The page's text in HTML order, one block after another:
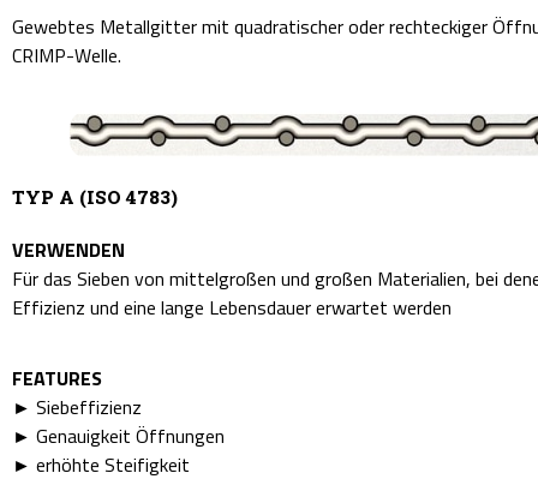
Gewebtes Metallgitter mit quadratischer oder rechteckiger
CRIMP-Welle.
TYP A (ISO 4783)
VERWENDEN
Für das Sieben von mittelgroßen und großen Materialien, bei
Effizienz und eine lange Lebensdauer erwartet werden
FEATURES
► Siebeffizienz
► Genauigkeit Öffnungen
► erhöhte Steifigkeit